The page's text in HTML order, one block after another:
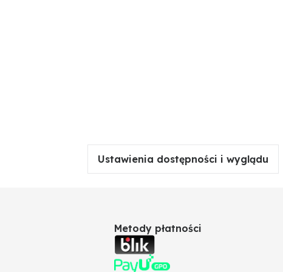
Ustawienia dostępności i wyglądu
Metody płatności